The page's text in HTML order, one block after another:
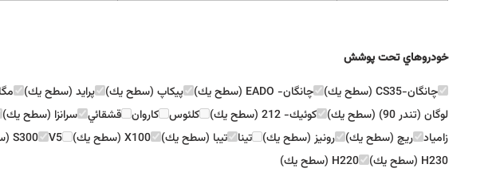
خودروهاي تحت پوشش
چانگان-CS35 (سطح يك)
چانگان- EADO (سطح يك) پيكاپ (سطح يك) پرايد (سطح يك)
لوگان (تندر 90) (سطح يك)
كوئيك- 212 (سطح يك) كلئوس كاروان قشقائي سرانزا (سطح يك)
زامياد ريچ (سطح يك) رونيز (سطح يك) تينا تيبا (سطح يك) X100 (سطح يك) V5 S300 (سطح يك)
H230 (سطح يك)
H220 (سطح يك)